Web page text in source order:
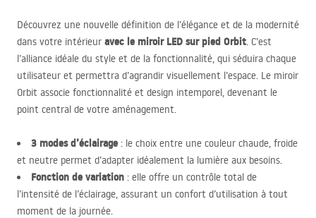
Découvrez une nouvelle définition de l’élégance et de la modernité
dans votre intérieur avec le miroir LED sur pied Orbit. C’est
l’alliance idéale du style et de la fonctionnalité, qui séduira chaque
utilisateur et permettra d’agrandir visuellement l’espace. Le miroir
Orbit associe fonctionnalité et design intemporel, devenant le
point central de votre aménagement.
3 modes d’éclairage : le choix entre une couleur chaude, froide
et neutre permet d’adapter idéalement la lumière aux besoins.
Fonction de variation : elle offre un contrôle total de
l’intensité de l’éclairage, assurant un confort d’utilisation à tout
moment de la journée.